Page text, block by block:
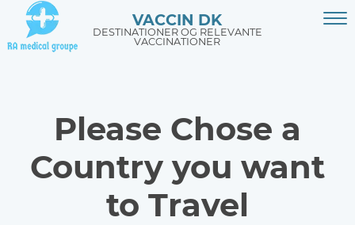
VACCIN DK
DESTINATIONER OG RELEVANTE
VACCINATIONER
Please Chose a
Country you want
to Travel